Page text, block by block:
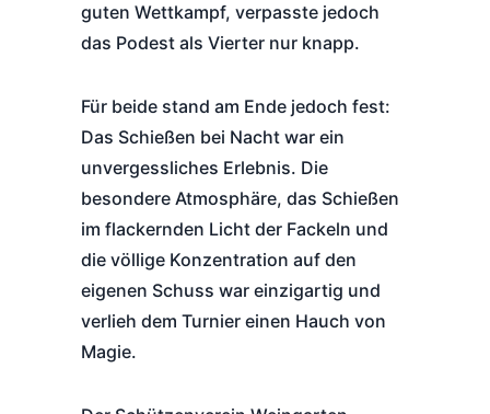
guten Wettkampf, verpasste jedoch
das Podest als Vierter nur knapp.
Für beide stand am Ende jedoch fest:
Das Schießen bei Nacht war ein
unvergessliches Erlebnis. Die
besondere Atmosphäre, das Schießen
im flackernden Licht der Fackeln und
die völlige Konzentration auf den
eigenen Schuss war einzigartig und
verlieh dem Turnier einen Hauch von
Magie.